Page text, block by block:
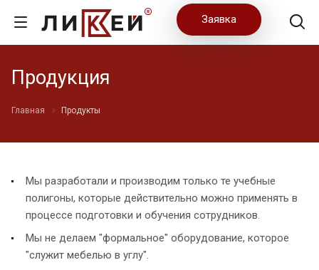
Заявка
Продукция
Главная Продукты
Мы разработали и производим только те учебные
полигоны, которые действительно можно применять в
процессе подготовки и обучения сотрудников.
Мы не делаем "формальное" оборудование, которое
"служит мебелью в углу".